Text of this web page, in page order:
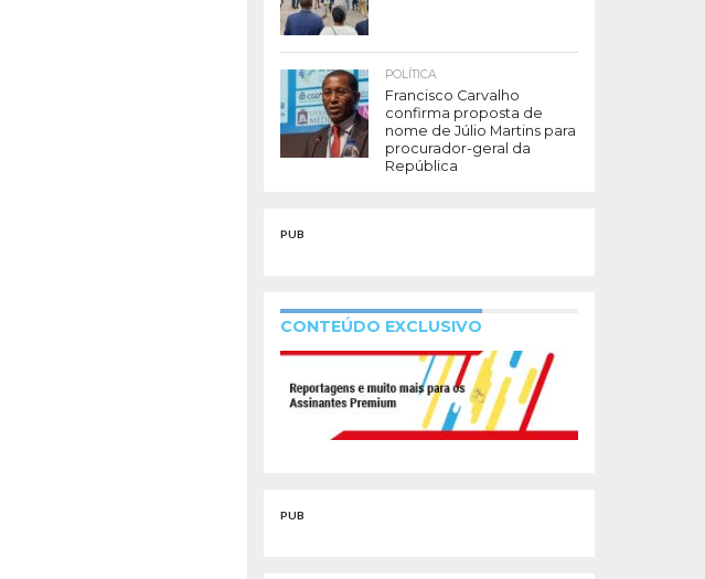
POLÍTICA
Francisco Carvalho
confirma proposta de
nome de Júlio Martins para
procurador-geral da
República
PUB
CONTEÚDO EXCLUSIVO
PUB